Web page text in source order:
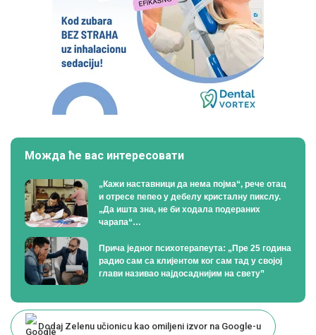
Можда ће вас интересовати
„Кажи наставници да нема појма“, рече отац
и отресе пепео у дебелу кристалну пикслу.
„Да ишта зна, не би ходала подераних
чарапа“…
Прича једног психотерапеута: „Пре 25 година
радио сам са клијентом ког сам тад у својој
глави називао најдосаднијим на свету”
Dodaj Zelenu učionicu kao omiljeni izvor na Google-u